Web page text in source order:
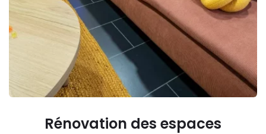
Rénovation des espaces